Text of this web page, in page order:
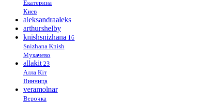
Екатерина
Киев
aleksandraaleks
arthurshelby
knishsnizhana 16
Snizhana Knish
Мукачево
allakit 23
Алла Кіт
Винница
veramolnar
Верочка